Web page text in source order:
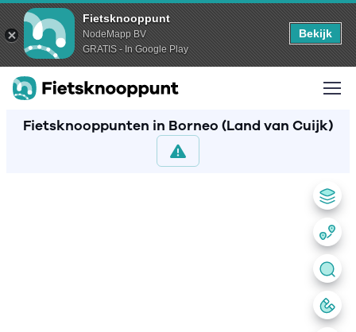
Fietsknooppunt
NodeMapp BV
GRATIS - In Google Play
Bekijk
Fietsknooppunten in Borneo (Land van Cuijk)